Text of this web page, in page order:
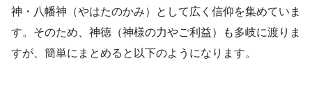
神・八幡神（やはたのかみ）として広く信仰を集めていま
す。そのため、神徳（神様の力やご利益）も多岐に渡りま
すが、簡単にまとめると以下のようになります。